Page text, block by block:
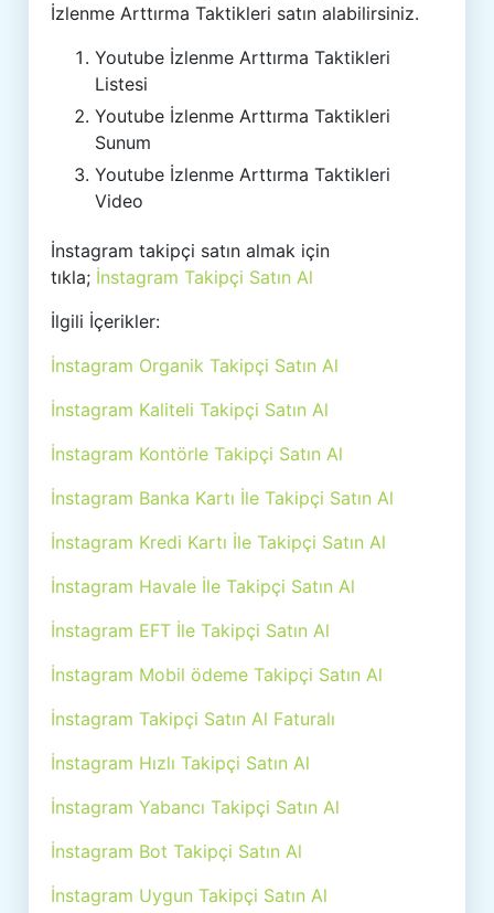
İzlenme Arttırma Taktikleri satın alabilirsiniz.
Youtube İzlenme Arttırma Taktikleri
Listesi
Youtube İzlenme Arttırma Taktikleri
Sunum
Youtube İzlenme Arttırma Taktikleri
Video
İnstagram takipçi satın almak için
tıkla; İnstagram Takipçi Satın Al
İlgili İçerikler:
İnstagram Organik Takipçi Satın Al
İnstagram Kaliteli Takipçi Satın Al
İnstagram Kontörle Takipçi Satın Al
İnstagram Banka Kartı İle Takipçi Satın Al
İnstagram Kredi Kartı İle Takipçi Satın Al
İnstagram Havale İle Takipçi Satın Al
İnstagram EFT İle Takipçi Satın Al
İnstagram Mobil ödeme Takipçi Satın Al
İnstagram Takipçi Satın Al Faturalı
İnstagram Hızlı Takipçi Satın Al
İnstagram Yabancı Takipçi Satın Al
İnstagram Bot Takipçi Satın Al
İnstagram Uygun Takipçi Satın Al